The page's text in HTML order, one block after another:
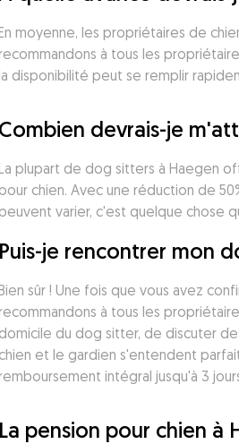
moyenne, les propriétaires de
à tous les
disponibilité peut se remplir
Combien devrais-je
plupart de dog sitters à Haegen
chien. Avec une réduction de
varier, c'est quelque chose
Puis-je rencontrer mon
sûr ! Une fois que vous avez
à tous les
domicile du dog sitter, de discuter
chien et le gardien s'entendent
intégral jusqu'à 3
La pension pour chien à